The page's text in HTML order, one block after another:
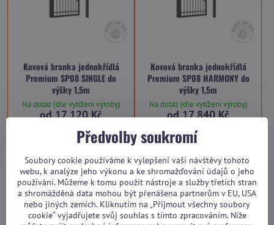
Kovová branka jednokřídlá
Premium SP08 SINGLE do
výšky 1,5m
Na dotaz (dle vytížení výroby)
od 17 120 Kč
Zobrazit
Kovová branka jednokřídlá
Premium SP08 HARMONY do
výšky 1,5m
Na dotaz (dle vytížení výroby)
od 17 840 Kč
Zobrazit
Předvolby soukromí
Soubory cookie používáme k vylepšení vaší návštěvy tohoto
webu, k analýze jeho výkonu a ke shromažďování údajů o jeho
používání. Můžeme k tomu použít nástroje a služby třetích stran
a shromážděná data mohou být přenášena partnerům v EU, USA
nebo jiných zemích. Kliknutím na „Přijmout všechny soubory
cookie“ vyjadřujete svůj souhlas s tímto zpracováním. Níže